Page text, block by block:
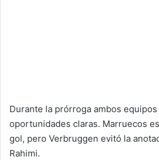
Durante la prórroga ambos
oportunidades claras. Marruecos
gol, pero Verbruggen evitó la
Rahimi.